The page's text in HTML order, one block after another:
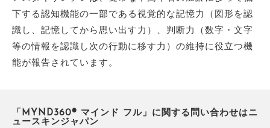
下する認知機能の一部である視覚的な記憶力（図形を認
識し、記憶してから思い出す力）、判断力（数字・文字
等の情報を認識し次の行動に移す力）の維持に役立つ機
能が報告されています。
「MYND360® マインド フル」に関する問い合わせはニ
ュースキンジャパン